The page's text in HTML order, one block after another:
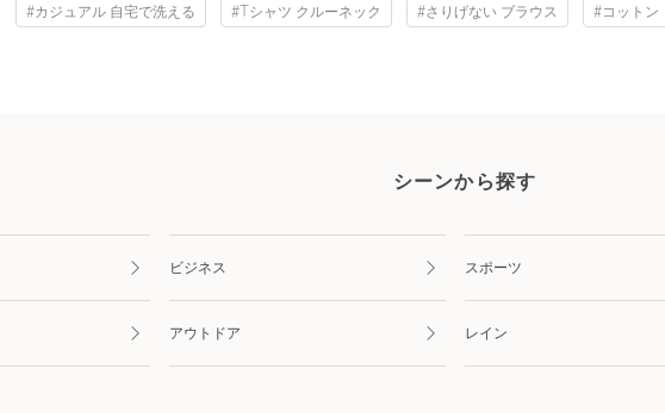
#カジュアル 自宅で洗える #Tシャツ クルーネック #さりげない ブラウス #コットン
シーンから探す
ビジネス スポーツ
アウトドア レイン